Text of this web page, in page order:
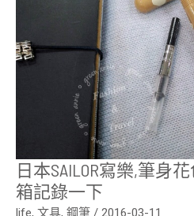
日本SAILOR寫樂,筆身
箱記錄一下
life, 文具, 鋼筆 / 2016-03-11
可
愛，
一
下